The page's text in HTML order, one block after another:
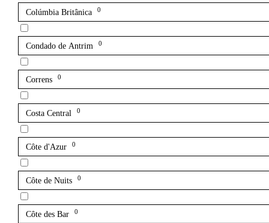
Colúmbia Britânica 0
Condado de Antrim 0
Correns 0
Costa Central 0
Côte d'Azur 0
Côte de Nuits 0
Côte des Bar 0